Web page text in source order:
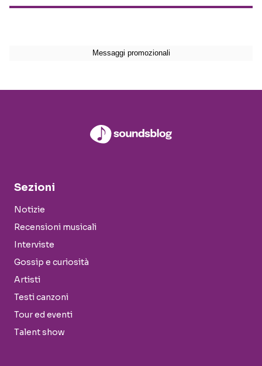
Sezioni
Notizie
Recensioni musicali
Interviste
Gossip e curiosità
Artisti
Testi canzoni
Tour ed eventi
Talent show